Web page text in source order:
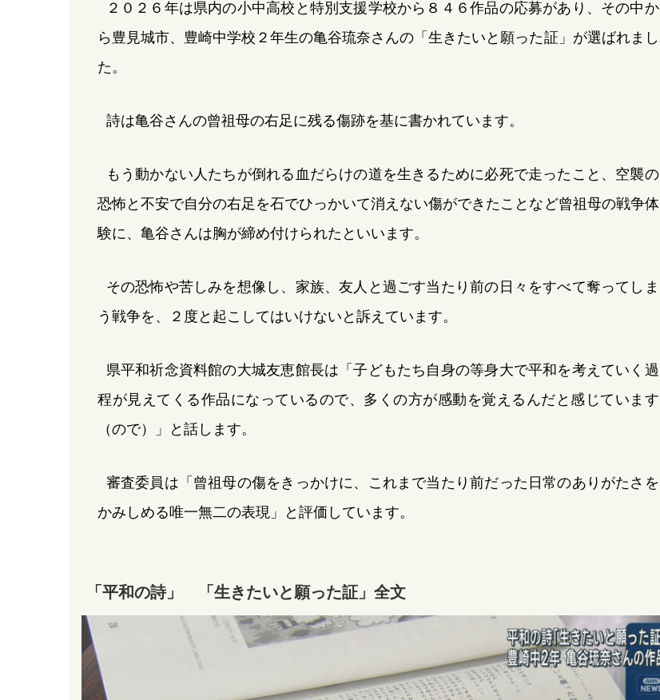
２０２６年は県内の小中高校と特別支援学校から８４６作品の応募があり、その中か
ら豊見城市、豊崎中学校２年生の亀谷琉奈さんの「生きたいと願った証」が選ばれまし
た。
詩は亀谷さんの曾祖母の右足に残る傷跡を基に書かれています。
もう動かない人たちが倒れる血だらけの道を生きるために必死で走ったこと、空襲の
恐怖と不安で自分の右足を石でひっかいて消えない傷ができたことなど曾祖母の戦争体
験に、亀谷さんは胸が締め付けられたといいます。
その恐怖や苦しみを想像し、家族、友人と過ごす当たり前の日々をすべて奪ってしま
う戦争を、２度と起こしてはいけないと訴えています。
県平和祈念資料館の大城友恵館長は「子どもたち自身の等身大で平和を考えていく過
程が見えてくる作品になっているので、多くの方が感動を覚えるんだと感じています
（ので）」と話します。
審査委員は「曾祖母の傷をきっかけに、これまで当たり前だった日常のありがたさを
かみしめる唯一無二の表現」と評価しています。
「平和の詩」 「生きたいと願った証」全文